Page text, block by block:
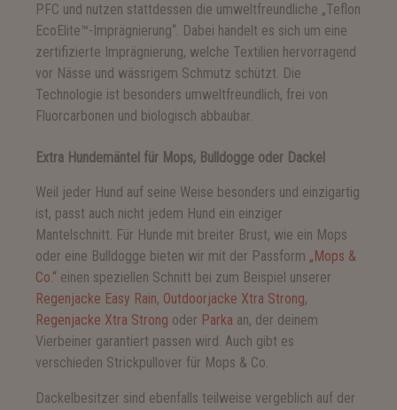
PFC und nutzen stattdessen die umweltfreundliche „Teflon
EcoElite™-Imprägnierung“. Dabei handelt es sich um eine
zertifizierte Imprägnierung, welche Textilien hervorragend
vor Nässe und wässrigem Schmutz schützt. Die
Technologie ist besonders umweltfreundlich, frei von
Fluorcarbonen und biologisch abbaubar.
Extra Hundemäntel für Mops, Bulldogge oder Dackel
Weil jeder Hund auf seine Weise besonders und einzigartig
ist, passt auch nicht jedem Hund ein einziger
Mantelschnitt. Für Hunde mit breiter Brust, wie ein Mops
oder eine Bulldogge bieten wir mit der Passform „Mops &
Co.“ einen speziellen Schnitt bei zum Beispiel unserer
Regenjacke Easy Rain, Outdoorjacke Xtra Strong,
Regenjacke Xtra Strong oder Parka an, der deinem
Vierbeiner garantiert passen wird. Auch gibt es
verschieden Strickpullover für Mops & Co.
Dackelbesitzer sind ebenfalls teilweise vergeblich auf der